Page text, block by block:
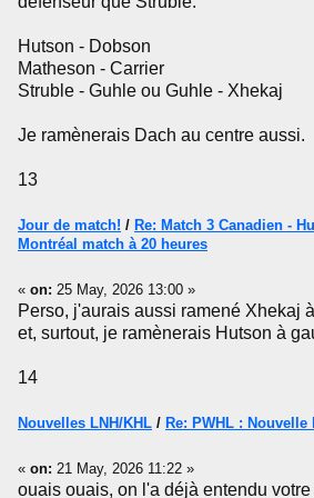
Hutson - Dobson
Matheson - Carrier
Struble - Guhle ou Guhle - Xhekaj
Je ramènerais Dach au centre aussi.
13
Jour de match! / Re: Match 3 Canadien -
Montréal match à 20 heures
« on: 25 May, 2026 13:00 »
Perso, j'aurais aussi ramené Xhekaj
et, surtout, je ramènerais Hutson à
14
Nouvelles LNH/KHL / Re: PWHL :
« on: 21 May, 2026 11:22 »
ouais ouais, on l'a déjà entendu